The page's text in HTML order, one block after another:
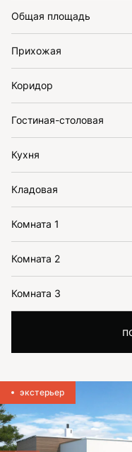
Общая площадь
Прихожая
Коридор
Гостиная-столовая
Кухня
Кладовая
Комната 1
Комната 2
Комната 3
экстерьер